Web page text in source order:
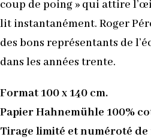
coup de poing » qui attire
lit instantanément. Roger
des bons représentants de
dans les années trente.
Format 100 x 140 cm.
Papier Hahnemühle 100%
Tirage limité et numéroté de